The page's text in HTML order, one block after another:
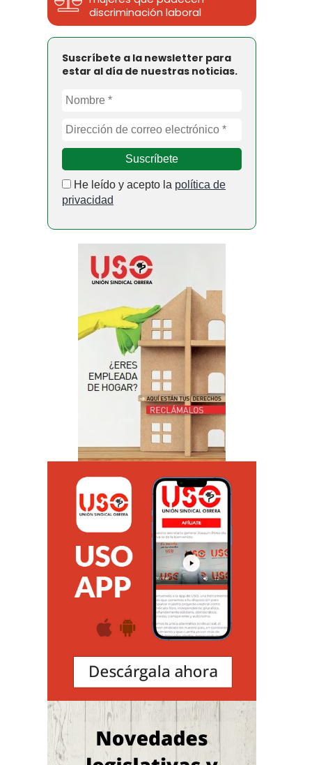
discriminación laboral
Suscríbete a la newsletter para
estar al día de nuestras noticias.
He leído y acepto la política de
privacidad